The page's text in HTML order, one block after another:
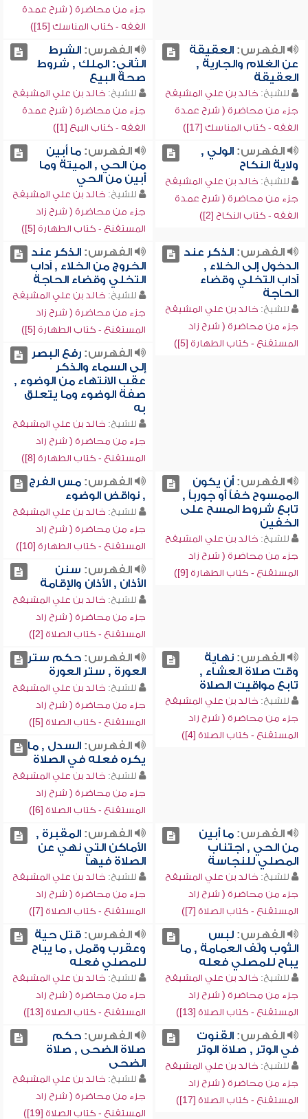
جزء من محاضرة ( شرح عمدة
الفقه - كتاب المناسك [15])
الفهرس:العقيقة
عن الغلام والجارية ,
العقيقة
للشيخ: خالد بن علي المشيقح
جزء من محاضرة ( شرح عمدة
الفقه - كتاب المناسك [17])
الفهرس:الشرط
الثاني: الملك , شروط
صحة البيع
للشيخ: خالد بن علي المشيقح
جزء من محاضرة ( شرح عمدة
الفقه - كتاب البيع [1])
الفهرس:الولي ,
ولاية النكاح
للشيخ: خالد بن علي المشيقح
جزء من محاضرة ( شرح عمدة
الفقه - كتاب النكاح [2])
الفهرس:ما أبين
من الحي , الميتة وما
أبين من الحي
للشيخ: خالد بن علي المشيقح
جزء من محاضرة ( شرح زاد
المستقنع - كتاب الطهارة [5])
الفهرس:الذكر عند
الدخول إلى الخلاء ,
آداب التخلي وقضاء
الحاجة
للشيخ: خالد بن علي المشيقح
جزء من محاضرة ( شرح زاد
المستقنع - كتاب الطهارة [5])
الفهرس:الذكر عند
الخروج من الخلاء , آداب
التخلي وقضاء الحاجة
للشيخ: خالد بن علي المشيقح
جزء من محاضرة ( شرح زاد
المستقنع - كتاب الطهارة [5])
الفهرس:رفع البصر
إلى السماء والذكر
عقب الانتهاء من الوضوء ,
صفة الوضوء وما يتعلق
به
للشيخ: خالد بن علي المشيقح
جزء من محاضرة ( شرح زاد
المستقنع - كتاب الطهارة [8])
الفهرس:أن يكون
الممسوح خفاً أو جورباً ,
تابع شروط المسح على
الخفين
للشيخ: خالد بن علي المشيقح
جزء من محاضرة ( شرح زاد
المستقنع - كتاب الطهارة [9])
الفهرس:مس الفرج
, نواقض الوضوء
للشيخ: خالد بن علي المشيقح
جزء من محاضرة ( شرح زاد
المستقنع - كتاب الطهارة [10])
الفهرس: سنن
الأذان , الأذان والإقامة
للشيخ: خالد بن علي المشيقح
جزء من محاضرة ( شرح زاد
المستقنع - كتاب الصلاة [2])
الفهرس:نهاية
وقت صلاة العشاء ,
تابع مواقيت الصلاة
للشيخ: خالد بن علي المشيقح
جزء من محاضرة ( شرح زاد
المستقنع - كتاب الصلاة [4])
الفهرس:حكم ستر
العورة , ستر العورة
للشيخ: خالد بن علي المشيقح
جزء من محاضرة ( شرح زاد
المستقنع - كتاب الصلاة [5])
الفهرس:السدل , ما
يكره فعله في الصلاة
للشيخ: خالد بن علي المشيقح
جزء من محاضرة ( شرح زاد
المستقنع - كتاب الصلاة [6])
الفهرس:ما أبين
من الحي , اجتناب
المصلي للنجاسة
للشيخ: خالد بن علي المشيقح
جزء من محاضرة ( شرح زاد
المستقنع - كتاب الصلاة [7])
الفهرس:المقبرة ,
الأماكن التي نهي عن
الصلاة فيها
للشيخ: خالد بن علي المشيقح
جزء من محاضرة ( شرح زاد
المستقنع - كتاب الصلاة [7])
الفهرس:لبس
الثوب ولّف العمامة , ما
يباح للمصلي فعله
للشيخ: خالد بن علي المشيقح
جزء من محاضرة ( شرح زاد
المستقنع - كتاب الصلاة [13])
الفهرس:قتل حية
وعقرب وقمل , ما يباح
للمصلي فعله
للشيخ: خالد بن علي المشيقح
جزء من محاضرة ( شرح زاد
المستقنع - كتاب الصلاة [13])
الفهرس:القنوت
في الوتر , صلاة الوتر
للشيخ: خالد بن علي المشيقح
جزء من محاضرة ( شرح زاد
المستقنع - كتاب الصلاة [17])
الفهرس:حكم
صلاة الضحى , صلاة
الضحى
للشيخ: خالد بن علي المشيقح
جزء من محاضرة ( شرح زاد
المستقنع - كتاب الصلاة [19])